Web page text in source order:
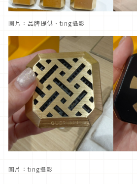
圖片：品牌提供、ting攝影
圖片：ting攝影